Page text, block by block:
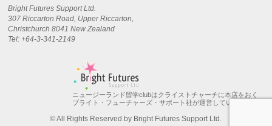
Bright Futures Support Ltd.
307 Riccarton Road, Upper Riccarton,
Christchurch 8041 New Zealand
Tel: +64-3-341-2149
ニュージーランド留学clubはクライストチャーチに本店をおく
ブライト・フューチャーズ・サポート社が運営しています。
© All Rights Reserved by Bright Futures Support Ltd.